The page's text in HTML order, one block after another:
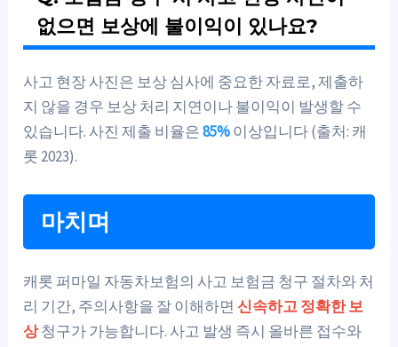
없으면 보상에 불이익이 있나요?
사고 현장 사진은 보상 심사에 중요한 자료로, 제출하
지 않을 경우 보상 처리 지연이나 불이익이 발생할 수
있습니다. 사진 제출 비율은85%이상입니다 (출처: 캐
롯 2023).
마치며
캐롯 퍼마일 자동차보험의 사고 보험금 청구 절차와 처
리 기간, 주의사항을 잘 이해하면 신속하고 정확한 보
상청구가 가능합니다. 사고 발생 즉시 올바른 접수와